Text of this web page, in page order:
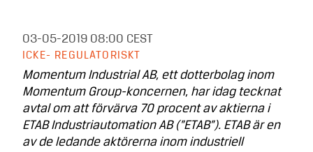
03-05-2019 08:00 CEST
ICKE- REGULATORISKT
Momentum Industrial AB, ett dotterbolag inom
Momentum Group-koncernen, har idag tecknat
avtal om att förvärva 70 procent av aktierna i
ETAB Industriautomation AB (”ETAB”). ETAB är en
av de ledande aktörerna inom industriell